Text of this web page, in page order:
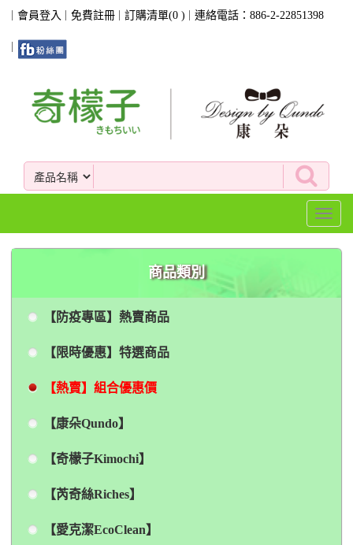
會員登入 免費註冊 訂購清單(0 ) 連絡電話：886-2-22851398
Toggle
商品類別
【防疫專區】熱賣商品
【限時優惠】特選商品
【熱賣】組合優惠價
【康朵Qundo】
【奇檬子Kimochi】
【芮奇絲Riches】
【愛克潔EcoClean】